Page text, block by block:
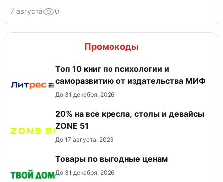
7 августа 0
Промокоды
Топ 10 книг по психологии и
саморазвитию от издательства МИФ
До 31 декабря, 2026
20% на все кресла, столы и девайсы
ZONE 51
До 17 августа, 2026
Товары по выгодные ценам
До 31 декабря, 2026